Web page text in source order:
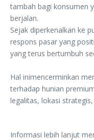
‎tambah bagi konsumen
berjalan.
‎Sejak diperkenalkan ke
respons pasar yang
yang terus bertumbuh
Hal ini‎mencerminkan
terhadap hunian
legalitas, lokasi
‎Informasi lebih lanjut